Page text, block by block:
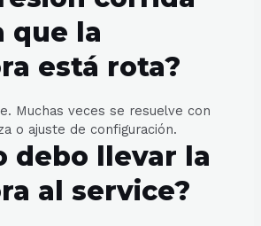
que la
está rota?
Muchas veces se resuelve con
o ajuste de configuración.
debo llevar la
al service?